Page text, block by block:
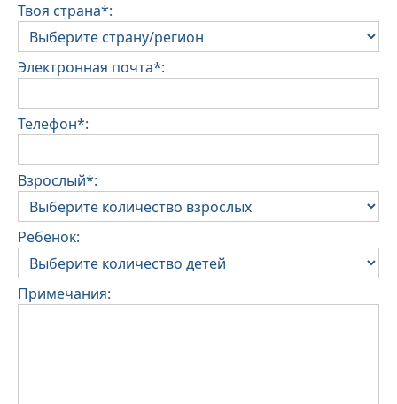
Твоя страна*:
Электронная почта*:
Телефон*:
Взрослый*:
Ребенок:
Примечания: